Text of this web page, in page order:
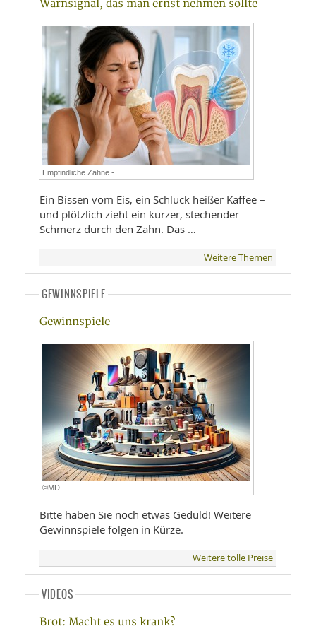
Warnsignal, das man ernst nehmen sollte
Empfindliche Zähne - …
Ein Bissen vom Eis, ein Schluck heißer Kaffee –
und plötzlich zieht ein kurzer, stechender
Schmerz durch den Zahn. Das …
Weitere Themen
GEWINNSPIELE
Gewinnspiele
©MD
Bitte haben Sie noch etwas Geduld! Weitere
Gewinnspiele folgen in Kürze.
Weitere tolle Preise
VIDEOS
Brot: Macht es uns krank?